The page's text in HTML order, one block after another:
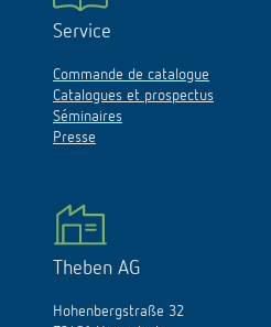
Service
Commande de catalogue
Catalogues et prospectus
Séminaires
Presse
Theben AG
Hohenbergstraße 32